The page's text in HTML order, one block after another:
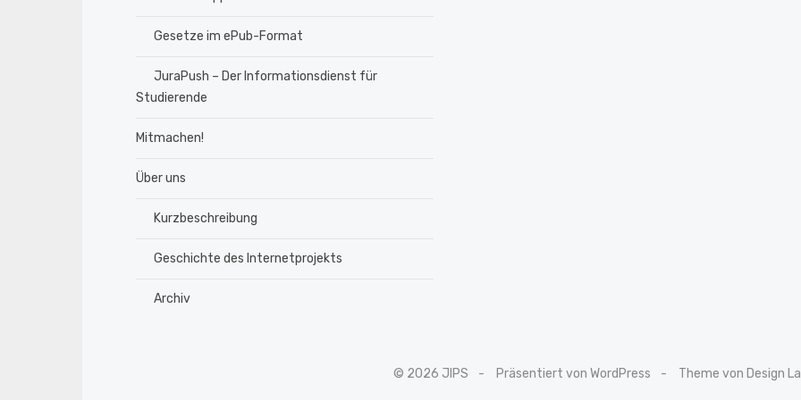
Gesetze im ePub-Format
JuraPush – Der Informationsdienst für
Studierende
Mitmachen!
Über uns
Kurzbeschreibung
Geschichte des Internetprojekts
Archiv
© 2026 JIPS Präsentiert von WordPress Theme von Design